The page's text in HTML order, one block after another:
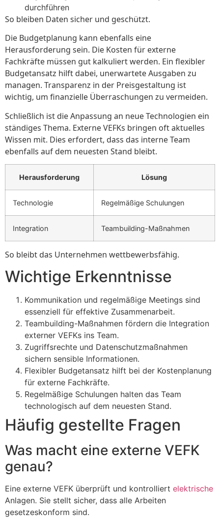
durchführen
So bleiben Daten sicher und geschützt.
Die Budgetplanung kann ebenfalls eine
Herausforderung sein. Die Kosten für externe
Fachkräfte müssen gut kalkuliert werden. Ein flexibler
Budgetansatz hilft dabei, unerwartete Ausgaben zu
managen. Transparenz in der Preisgestaltung ist
wichtig, um finanzielle Überraschungen zu vermeiden.
Schließlich ist die Anpassung an neue Technologien ein
ständiges Thema. Externe VEFKs bringen oft aktuelles
Wissen mit. Dies erfordert, dass das interne Team
ebenfalls auf dem neuesten Stand bleibt.
Herausforderung Lösung
Technologie Regelmäßige Schulungen
Integration Teambuilding-Maßnahmen
So bleibt das Unternehmen wettbewerbsfähig.
Wichtige Erkenntnisse
Kommunikation und regelmäßige Meetings sind
essenziell für effektive Zusammenarbeit.
Teambuilding-Maßnahmen fördern die Integration
externer VEFKs ins Team.
Zugriffsrechte und Datenschutzmaßnahmen
sichern sensible Informationen.
Flexibler Budgetansatz hilft bei der Kostenplanung
für externe Fachkräfte.
Regelmäßige Schulungen halten das Team
technologisch auf dem neuesten Stand.
Häufig gestellte Fragen
Was macht eine externe VEFK
genau?
Eine externe VEFK überprüft und kontrolliert elektrische
Anlagen. Sie stellt sicher, dass alle Arbeiten
gesetzeskonform sind.